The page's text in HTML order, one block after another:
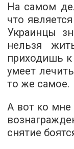
На самом
что
Украинцы
нельзя
приходишь к
умеет
то же самое.
А вот ко
снятие